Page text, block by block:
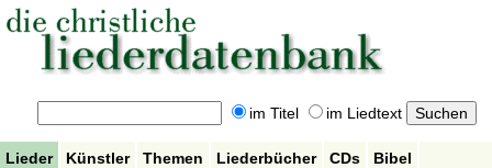
im Titel im Liedtext
Lieder Künstler Themen Liederbücher CDs
Bibel